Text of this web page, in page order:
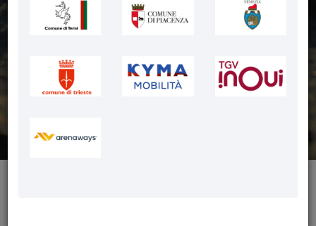
digitalen
Fundservice-Tool
zurück